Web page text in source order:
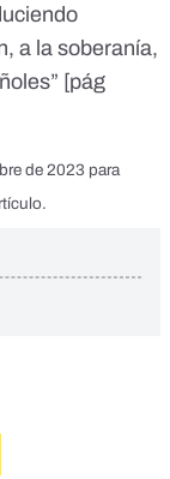
a la soberanía,
[pág
de 2023 para